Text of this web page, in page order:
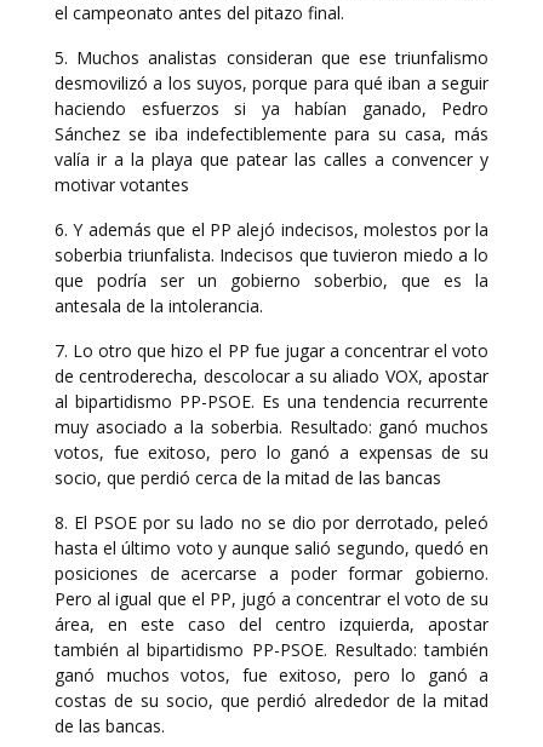
el campeonato antes del pitazo final.
5. Muchos analistas consideran que ese triunfalismo
desmovilizó a los suyos, porque para qué iban a seguir
haciendo esfuerzos si ya habían ganado, Pedro
Sánchez se iba indefectiblemente para su casa, más
valía ir a la playa que patear las calles a convencer y
motivar votantes
6. Y además que el PP alejó indecisos, molestos por la
soberbia triunfalista. Indecisos que tuvieron miedo a lo
que podría ser un gobierno soberbio, que es la
antesala de la intolerancia.
7. Lo otro que hizo el PP fue jugar a concentrar el voto
de centroderecha, descolocar a su aliado VOX, apostar
al bipartidismo PP-PSOE. Es una tendencia recurrente
muy asociado a la soberbia. Resultado: ganó muchos
votos, fue exitoso, pero lo ganó a expensas de su
socio, que perdió cerca de la mitad de las bancas
8. El PSOE por su lado no se dio por derrotado, peleó
hasta el último voto y aunque salió segundo, quedó en
posiciones de acercarse a poder formar gobierno.
Pero al igual que el PP, jugó a concentrar el voto de su
área, en este caso del centro izquierda, apostar
también al bipartidismo PP-PSOE. Resultado: también
ganó muchos votos, fue exitoso, pero lo ganó a
costas de su socio, que perdió alrededor de la mitad
de las bancas.